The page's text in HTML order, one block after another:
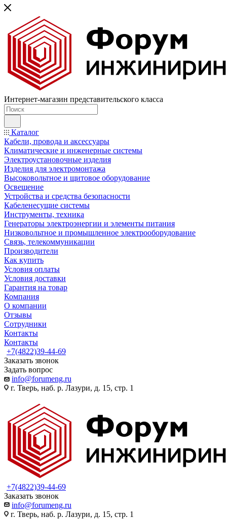
Интернет-магазин представительского класса
Каталог
Кабели, провода и аксессуары
Климатические и инженерные системы
Электроустановочные изделия
Изделия для электромонтажа
Высоковольтное и щитовое оборудование
Освещение
Устройства и средства безопасности
Кабеленесущие системы
Инструменты, техника
Генераторы электроэнергии и элементы питания
Низковольтное и промышленное электрооборудование
Связь, телекоммуникации
Производители
Как купить
Условия оплаты
Условия доставки
Гарантия на товар
Компания
О компании
Отзывы
Сотрудники
Контакты
Контакты
+7(4822)39-44-69
Заказать звонок
Задать вопрос
info@forumeng.ru
г. Тверь, наб. р. Лазури, д. 15, стр. 1
+7(4822)39-44-69
Заказать звонок
info@forumeng.ru
г. Тверь, наб. р. Лазури, д. 15, стр. 1